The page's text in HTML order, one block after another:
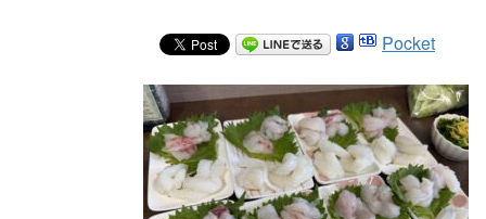
Pocket